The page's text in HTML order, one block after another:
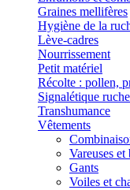
Graines mellifères
Hygiène de la
Lève-cadres
Nourrissement
Petit matériel
Récolte : pollen,
Signalétique
Transhumance
Vêtements
Vareuses et
Gants
Voiles et